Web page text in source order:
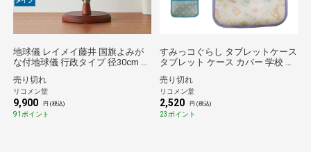
地球儀 レイメイ藤井 国旗よみが
な付地球儀 行政タイプ 径30cm 国
自由研究 子供用 小学生 グローブ
地図 インテリア 知育 玩具 読み仮
名 化粧箱入り プレゼント ギフト
OYV328 【送料無料】
売り切れ
リコメン堂
9,900 円 (税込)
91ポイント
すみっコぐらし タブレットケース
タブレット ケース カバー 学校 ギ
ー 可愛い すみっこ サンエックス
新学期 入学 お祝い プレゼント
【送料無料】
売り切れ
リコメン堂
2,520 円 (税込)
23ポイント